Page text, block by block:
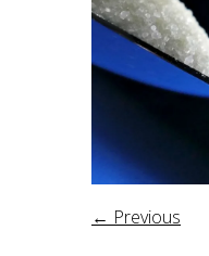
← Previous